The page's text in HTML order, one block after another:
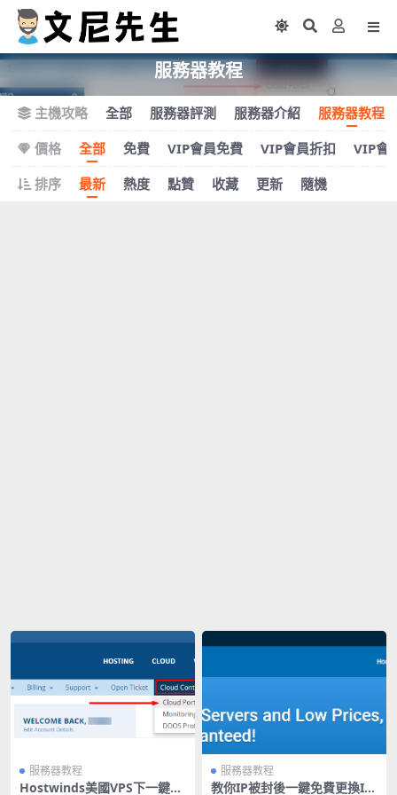
服務器教程
主機攻略 全部 服務器評測 服務器介紹
服務器教程
價格
全部 免費 VIP會員免費 VIP會員折扣
VIP會
排序
最新 熱度 點贊 收藏 更新 隨機
服務器教程
Hostwinds美國VPS下一鍵安
服務器教程
教你IP被封後一鍵免費更換IP